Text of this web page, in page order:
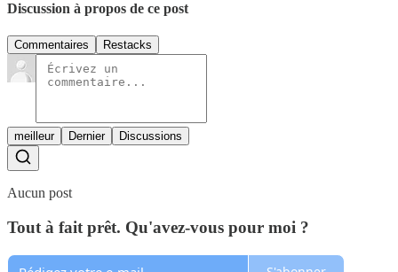
Discussion à propos de ce post
Commentaires Restacks
meilleur Dernier Discussions
Aucun post
Tout à fait prêt. Qu'avez-vous pour moi ?